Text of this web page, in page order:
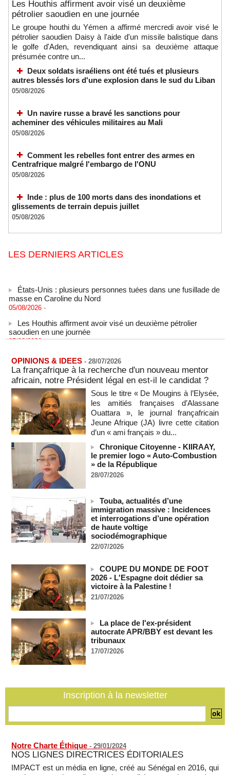
Les Houthis affirment avoir visé un deuxième
pétrolier saoudien en une journée
Le groupe houthi du Yémen a affirmé mercredi avoir visé le
pétrolier saoudien Daisy à l'aide d'un missile balistique dans
le golfe d'Aden, revendiquant ainsi sa deuxième attaque
présumée contre un...
Deux soldats israéliens ont été tués et plusieurs
autres blessés lors d'une explosion dans le sud du Liban
05/08/2026
Un navire russe a bravé les sanctions pour
acheminer des véhicules militaires au Mali
05/08/2026
Comment les rebelles font entrer des armes en
Centrafrique malgré l'embargo de l'ONU
05/08/2026
Inde : plus de 100 morts dans des inondations et
glissements de terrain depuis juillet
05/08/2026
LES DERNIERS ARTICLES
masse en Caroline du Nord
05/08/2026 -
saoudien en une journée
05/08/2026 -
saoudien en une journée
05/08/2026 -
Après la France et Ouattara, comment la CEDEAO sabote la
création d'une monnaie ouest-africaine unique
05/08/2026 -MOMO ALADJI
La Banque mondiale accorde un prêt de 340 milliards de
francs CFA au Sénégal pour divers projets
05/08/2026 -
Election du SG de l’ONU : L'Afrique apparait comme la
région qui affaiblit le principe de rotation régionale (Carlos
Lopez)
05/08/2026 -
gelés pour financer l’Ukraine
05/08/2026
Deux soldats israéliens ont été tués et plusieurs autres
blessés lors d'une explosion dans le sud du Liban
05/08/2026 -
véhicules militaires au Mali
05/08/2026 -
RDC: entre 2000 et 5000 tonnes d'uranium exportées avec
le cobalt vers la Chine en 20 ans, selon une enquête
05/08/2026 -
Le plus vieux président du monde remanie l'armée, son
absence alimentant l'inquiétude
05/08/2026 -
Comment les rebelles font entrer des armes en Centrafrique
Mali: la Cour suprême rejette la demande de libération du
militant Clément Dembélé
OPINIONS & IDEES - 28/07/2026
La françafrique à la recherche d'un nouveau mentor
africain, notre Président légal en est-il le candidat ?
Sous le titre « De Mougins à l’Elysée,
les amitiés françaises d’Alassane
Ouattara », le journal françafricain
Jeune Afrique (JA) livre cette citation
d’un « ami français » du...
Chronique Citoyenne - KIIRAAY,
le premier logo « Auto-Combustion
» de la République
28/07/2026
Touba, actualités d’une
immigration massive : Incidences
et interrogations d’une opération
de haute voltige
sociodémographique
22/07/2026
COUPE DU MONDE DE FOOT
2026 - L'Espagne doit dédier sa
victoire à la Palestine !
21/07/2026
La place de l'ex-président
autocrate APR/BBY est devant les
tribunaux
17/07/2026
Inscription à la newsletter
Notre Charte Éthique - 29/01/2024
NOS LIGNES DIRECTRICES ÉDITORIALES
IMPACT est un média en ligne, créé au Sénégal en 2016, qui